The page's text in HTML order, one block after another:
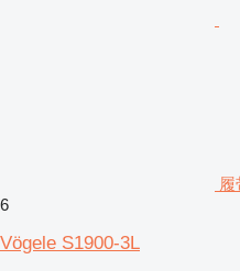
6
Vögele S1900-3L